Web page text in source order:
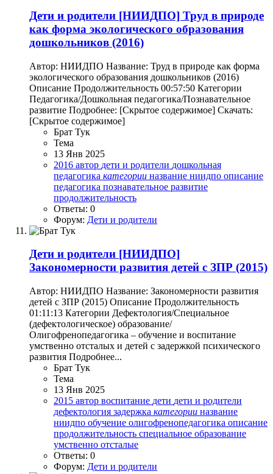
Дети и родители [НИИДПО] Труд в природе
как форма экологического образования
дошкольников (2016)
Автор: НИИДПО Название: Труд в природе как форма
экологического образования дошкольников (2016)
Описание Продолжительность 00:57:50 Категории
Педагогика/Дошкольная педагогика/Познавательное
развитие Подробнее: [Скрытое содержимое] Скачать:
[Скрытое содержимое]
Брат Тук
Тема
13 Янв 2025
2016 автор дети и родители дошкольная
педагогика категории название ниидпо описание
педагогика познавательное развитие
продолжительность
Ответы: 0
Форум: Дети и родители
Дети и родители [НИИДПО]
Закономерности развития детей с ЗПР (2015)
Автор: НИИДПО Название: Закономерности развития
детей с ЗПР (2015) Описание Продолжительность
01:11:13 Категории Дефектология/Специальное
(дефектологическое) образование/
Олигофренопедагогика – обучение и воспитание
умственно отсталых и детей с задержкой психического
развития Подробнее...
Брат Тук
Тема
13 Янв 2025
2015 автор воспитание дети дети и родители
дефектология задержка категории название
ниидпо обучение олигофренопедагогика описание
продолжительность специальное образование
умственно отсталые
Ответы: 0
Форум: Дети и родители